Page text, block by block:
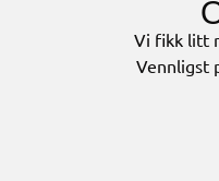
Vi fikk litt
Vennligst